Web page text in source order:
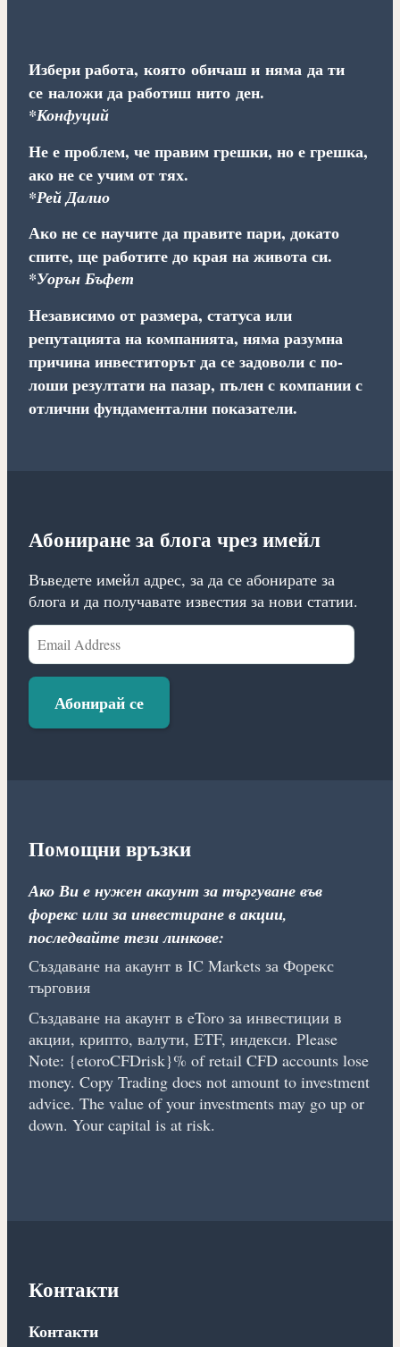
Избери работа, която обичаш и няма да ти
се наложи да работиш нито ден.
*Конфуций
Не е проблем, че правим грешки, но е грешка,
ако не се учим от тях.
*Рей Далио
Ако не се научите да правите пари, докато
спите, ще работите до края на живота си.
*Уорън Бъфет
Независимо от размера, статуса или
репутацията на компанията, няма разумна
причина инвеститорът да се задоволи с по-
лоши резултати на пазар, пълен с компании с
отлични фундаментални показатели.
Абониране за блога чрез имейл
Въведете имейл адрес, за да се абонирате за
блога и да получавате известия за нови статии.
Email
Address
Абонирай се
Помощни връзки
Ако Ви е нужен акаунт за търгуване във
форекс или за инвестиране в акции,
последвайте тези линкове:
Създаване на акаунт в IC Markets за Форекс
търговия
Създаване на акаунт в eToro за инвестиции в
акции, крипто, валути, ETF, индекси. Please
Note: {etoroCFDrisk}% of retail CFD accounts lose
money. Copy Trading does not amount to investment
advice. The value of your investments may go up or
down. Your capital is at risk.
Контакти
Контакти